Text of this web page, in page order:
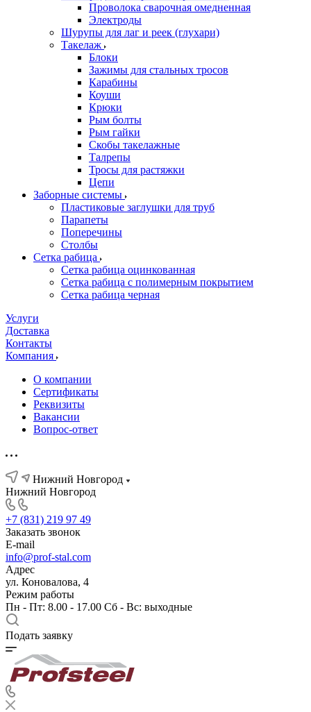
Проволока сварочная омедненная
Электроды
Шурупы для лаг и реек (глухари)
Такелаж
Блоки
Зажимы для стальных тросов
Карабины
Коуши
Крюки
Рым болты
Рым гайки
Скобы такелажные
Талрепы
Тросы для растяжки
Цепи
Заборные системы
Пластиковые заглушки для труб
Парапеты
Поперечины
Столбы
Сетка рабица
Сетка рабица оцинкованная
Сетка рабица с полимерным покрытием
Сетка рабица черная
Услуги
Доставка
Контакты
Компания
О компании
Сертификаты
Реквизиты
Вакансии
Вопрос-ответ
Нижний Новгород
Нижний Новгород
+7 (831) 219 97 49
Заказать звонок
E-mail
info@prof-stal.com
Адрес
ул. Коновалова, 4
Режим работы
Пн - Пт: 8.00 - 17.00 Сб - Вс: выходные
Подать заявку